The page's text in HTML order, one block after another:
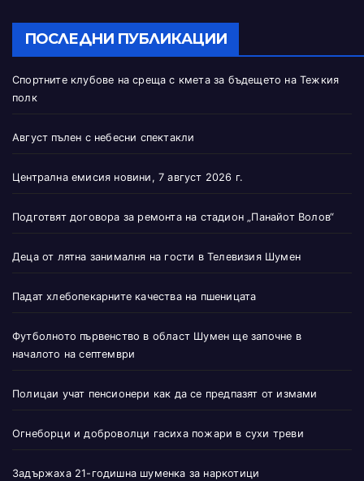
ПОСЛЕДНИ ПУБЛИКАЦИИ
Спортните клубове на среща с кмета за бъдещето на Тежкия
полк
Август пълен с небесни спектакли
Централна емисия новини, 7 август 2026 г.
Подготвят договора за ремонта на стадион „Панайот Волов“
Деца от лятна занималня на гости в Телевизия Шумен
Падат хлебопекарните качества на пшеницата
Футболното първенство в област Шумен ще започне в
началото на септември
Полицаи учат пенсионери как да се предпазят от измами
Огнеборци и доброволци гасиха пожари в сухи треви
Задържаха 21-годишна шуменка за наркотици